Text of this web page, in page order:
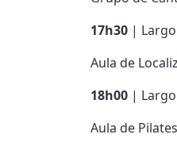
17h30 |
Aula de
18h00 |
Aula de